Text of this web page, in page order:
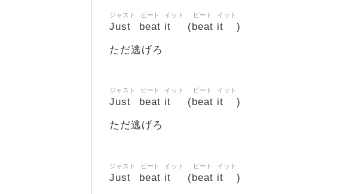
Just
ジャスト
beat
ビート
it
イット
(beat
ビート
it
イット
)
ただ逃げろ
Just
ジャスト
beat
ビート
it
イット
(beat
ビート
it
イット
)
ただ逃げろ
Just
ジャスト
beat
ビート
it
イット
(beat
ビート
it
イット
)